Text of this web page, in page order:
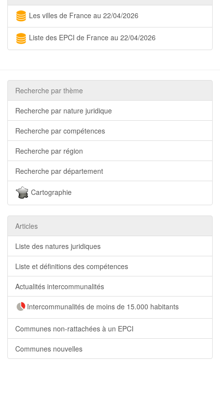
Les villes de France au 22/04/2026
Liste des EPCI de France au 22/04/2026
Recherche par thème
Recherche par nature juridique
Recherche par compétences
Recherche par région
Recherche par département
Cartographie
Articles
Liste des natures juridiques
Liste et définitions des compétences
Actualités intercommunalités
Intercommunalités de moins de 15.000 habitants
Communes non-rattachées à un EPCI
Communes nouvelles